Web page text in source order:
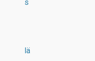
s
lä